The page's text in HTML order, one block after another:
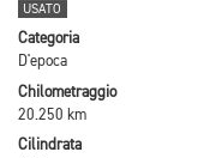
USATO
Categoria
D'epoca
Chilometraggio
20.250 km
Cilindrata